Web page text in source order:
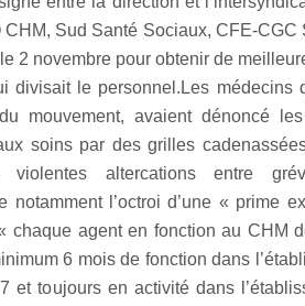
Sud Santé Sociaux, CFE-CGC
2 novembre pour obtenir de
divisait le personnel.Les médecins
mouvement, avaient dénoncé
soins par des grilles
violentes altercations entre
notamment l’octroi d’une « prime
chaque agent en fonction au CHM
6 mois de fonction dans
et toujours en activité dans